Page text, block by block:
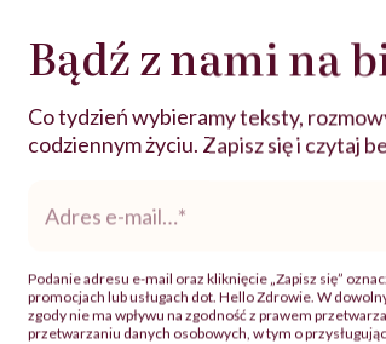
Bądź z nami na
Co tydzień wybieramy teksty,
codziennym życiu. Zapisz się i czytaj
mail*
Podanie adresu e-mail oraz kliknięcie „Zapisz się”
promocjach lub usługach dot. Hello Zdrowie. W
zgody nie ma wpływu na zgodność z prawem
przetwarzaniu danych osobowych, w tym o